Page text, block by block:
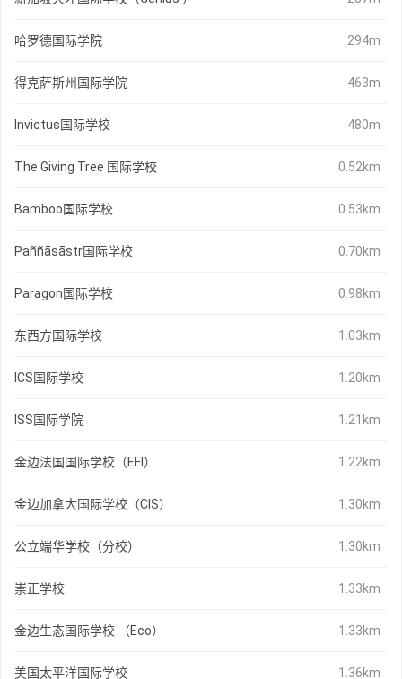
哈罗德国际学院 294m
得克萨斯州国际学院 463m
Invictus国际学校 480m
The Giving Tree 国际学校 0.52km
Bamboo国际学校 0.53km
Paññāsāstr国际学校 0.70km
Paragon国际学校 0.98km
东西方国际学校 1.03km
ICS国际学校 1.20km
ISS国际学院 1.21km
金边法国国际学校（EFI） 1.22km
金边加拿大国际学校（CIS） 1.30km
公立端华学校（分校） 1.30km
崇正学校 1.33km
金边生态国际学校 （Eco） 1.33km
美国太平洋国际学校 1.36km